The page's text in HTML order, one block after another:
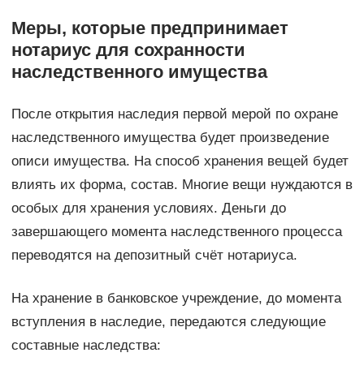
Меры, которые предпринимает
нотариус для сохранности
наследственного имущества
После открытия наследия первой мерой по охране
наследственного имущества будет произведение
описи имущества. На способ хранения вещей будет
влиять их форма, состав. Многие вещи нуждаются в
особых для хранения условиях. Деньги до
завершающего момента наследственного процесса
переводятся на депозитный счёт нотариуса.
На хранение в банковское учреждение, до момента
вступления в наследие, передаются следующие
составные наследства: